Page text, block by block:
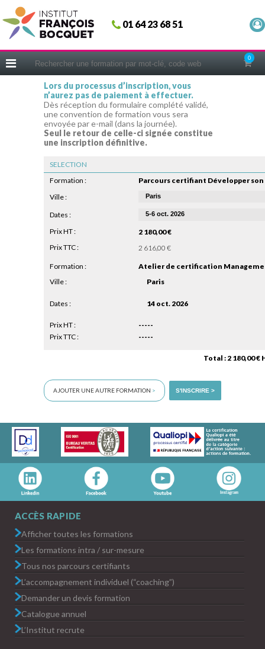
01 64 23 68 51
0
Fermer
ACCUEIL
CERIFICATIONS
INTRAS | SUR-MESURE
COACHING
EN PRATIQUE
CONSEILS MICRO-COACHING
PODCAST
WEBINAIRES
QUESTIONNAIRE GRATUIT
Lors du processus d’inscription, vous
n’aurez pas de paiement à effectuer.
Dès réception du formulaire complété validé,
une convention de formation vous sera
envoyée par e-mail (dans la journée).
Seul le retour de celle-ci signée constitue
une inscription définitive.
Total : 2 180,00 €
Formation :
Ville :
Dates :
Prix HT :
2 180,00 €
Prix TTC :
2 616,00 €
SELECTION
Formation :
Atelier de certification
Ville :
Paris
Dates : 14 oct. 2026
Prix HT :
-----
Prix TTC :
-----
AJOUTER UNE AUTRE FORMATION > S'INSCRIRE >
ACCÈS RAPIDE
Afficher toutes les formations
Les formations intra / sur-mesure
Tous nos parcours certifiants
L’accompagnement individuel (“coaching”)
Demander un devis formation
Catalogue annuel
L’Institut recrute